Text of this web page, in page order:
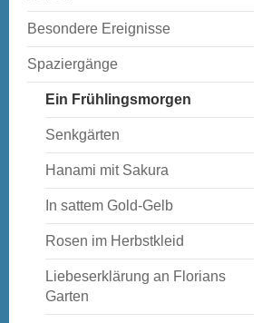
Besondere Ereignisse
Spaziergänge
Ein Frühlingsmorgen
Senkgärten
Hanami mit Sakura
In sattem Gold-Gelb
Rosen im Herbstkleid
Liebeserklärung an Florians
Garten